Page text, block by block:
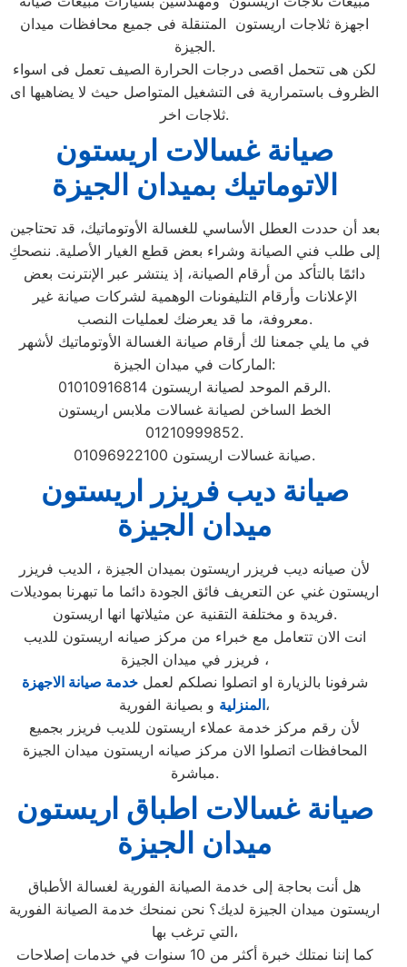
اجهزة ثلاجات اريستون المتنقلة فى جميع محافظات ميدان
الجيزة.
لكن هى تتحمل اقصى درجات الحرارة الصيف تعمل فى اسواء
الظروف باستمرارية فى التشغيل المتواصل حيث لا يضاهيها اى
ثلاجات اخر.
صيانة غسالات اريستون
الاتوماتيك بميدان الجيزة
بعد أن حددت العطل الأساسي للغسالة الأوتوماتيك، قد تحتاجين
إلى طلب فني الصيانة وشراء بعض قطع الغيار الأصلية. ننصحكِ
دائمًا بالتأكد من أرقام الصيانة، إذ ينتشر عبر الإنترنت بعض
الإعلانات وأرقام التليفونات الوهمية لشركات صيانة غير
معروفة، ما قد يعرضك لعمليات النصب.
في ما يلي جمعنا لك أرقام صيانة الغسالة الأوتوماتيك لأشهر
الماركات في ميدان الجيزة:
الرقم الموحد لصيانة اريستون 01010916814.
الخط الساخن لصيانة غسالات ملابس اريستون
01210999852.
صيانة غسالات اريستون 01096922100.
صيانة ديب فريزر اريستون
ميدان الجيزة
لأن صيانه ديب فريزر اريستون بميدان الجيزة ، الديب فريزر
اريستون غني عن التعريف فائق الجودة دائما ما تبهرنا بموديلات
فريدة و مختلفة التقنية عن مثيلاتها انها اريستون.
انت الان تتعامل مع خبراء من مركز صيانه اريستون للديب
فريزر في ميدان الجيزة ،
شرفونا بالزيارة او اتصلوا نصلكم لعملخدمة صيانة الاجهزة
المنزليةو بصيانة الفورية،
لأن رقم مركز خدمة عملاء اريستون للديب فريزر بجميع
المحافظات اتصلوا الان مركز صيانه اريستون ميدان الجيزة
مباشرة.
صيانة غسالات اطباق اريستون
ميدان الجيزة
هل أنت بحاجة إلى خدمة الصيانة الفورية لغسالة الأطباق
اريستون ميدان الجيزة لديك؟ نحن نمنحك خدمة الصيانة الفورية
التي ترغب بها،
كما إننا نمتلك خبرة أكثر من 10 سنوات في خدمات إصلاحات